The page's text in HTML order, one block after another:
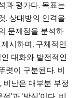
과 평가다. 목표는
. 상대방의 인격을
문제점을 분석하
시하며, 구체적인
대화와 발전적인
렷이 구분된다. 비
비난은 대부분 부정